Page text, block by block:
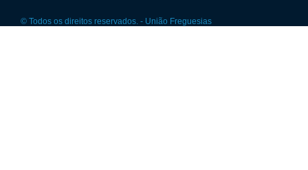
© Todos os direitos reservados. - União Freguesias